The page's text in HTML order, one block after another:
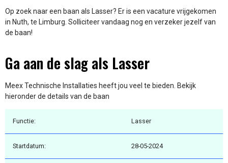
Op zoek naar een baan als Lasser? Er is een vacature vrijgekomen
in Nuth, te Limburg. Solliciteer vandaag nog en verzeker jezelf van
de baan!
Ga aan de slag als Lasser
Meex Technische Installaties heeft jou veel te bieden. Bekijk
hieronder de details van de baan
Functie: Lasser
Startdatum: 28-05-2024